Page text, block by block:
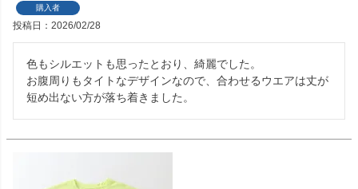
購入者
投稿日 2026/02/28
色もシルエットも思ったとおり、綺麗でした。
お腹周りもタイトなデザインなので、合わせるウエアは丈が
短め出ない方が落ち着きました。